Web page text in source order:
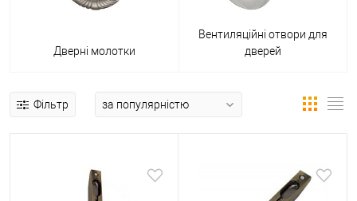
Дверні молотки
Вентиляційні отвори для
дверей
Фільтр